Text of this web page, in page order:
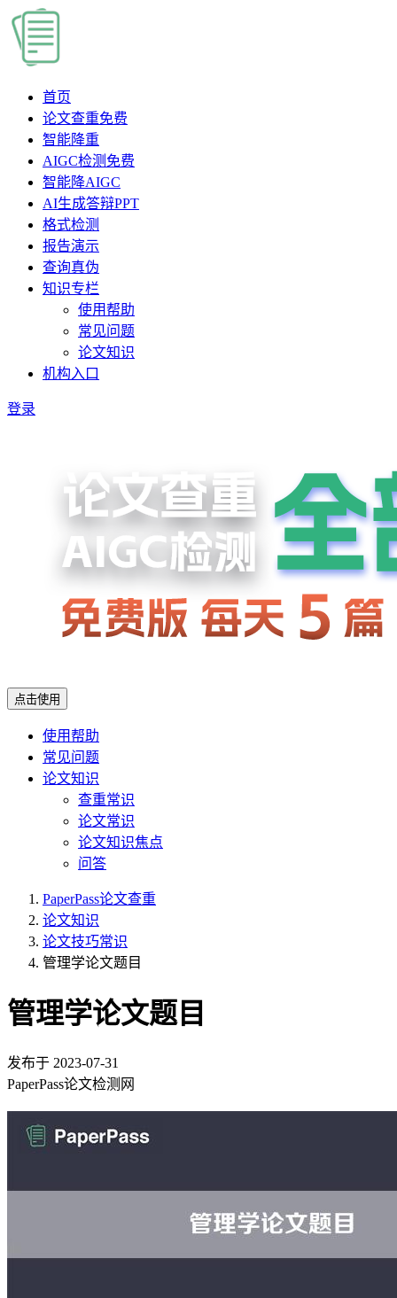
首页
论文查重免费
智能降重
AIGC检测 免费
智能降AIGC
AI生成答辩PPT
格式检测
报告演示
查询真伪
知识专栏
使用帮助
常见问题
论文知识
机构入口
登录
点击使用
使用帮助
常见问题
论文知识
查重常识
论文常识
论文知识焦点
问答
PaperPass论文查重
论文知识
论文技巧常识
管理学论文题目
管理学论文题目
发布于 2023-07-31
PaperPass论文检测网